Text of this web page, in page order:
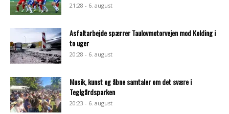
21:28 - 6. august
Asfaltarbejde spærrer Taulovmotorvejen mod Kolding i
to uger
20:28 - 6. august
Musik, kunst og åbne samtaler om det svære i
Teglgårdsparken
20:23 - 6. august